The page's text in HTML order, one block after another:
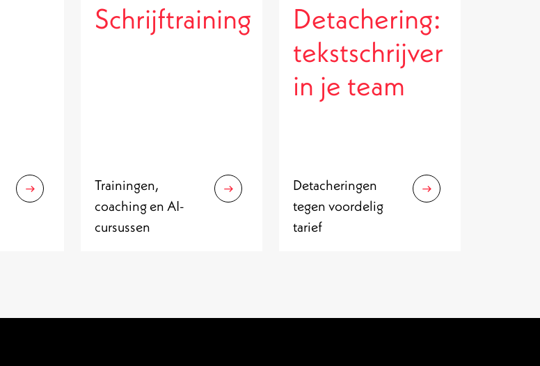
Schrijftraining
Trainingen,
coaching en AI-
cursussen
Detachering:
tekstschrijver
in je team
Detacheringen
tegen voordelig
tarief